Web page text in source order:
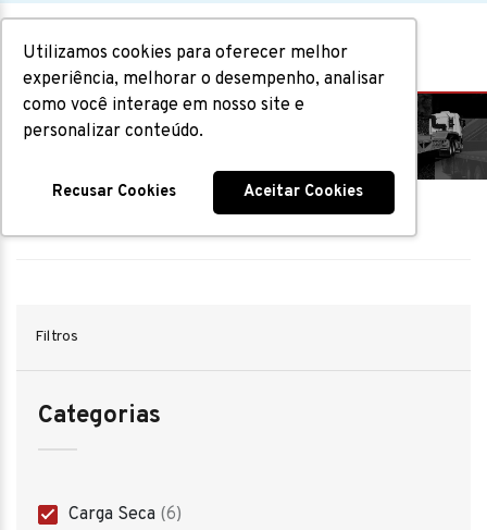
Utilizamos cookies para oferecer melhor
experiência, melhorar o desempenho, analisar
como você interage em nosso site e
personalizar conteúdo.
Recusar Cookies Aceitar Cookies
Implementos Rodoviários
Filtros
Categorias
Carga Seca 66